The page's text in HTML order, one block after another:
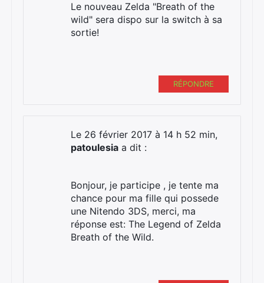
Le nouveau Zelda "Breath of the
wild" sera dispo sur la switch à sa
sortie!
RÉPONDRE
Le 26 février 2017 à 14 h 52 min,
patoulesia a dit :
Bonjour, je participe , je tente ma
chance pour ma fille qui possede
une Nitendo 3DS, merci, ma
réponse est: The Legend of Zelda
Breath of the Wild.